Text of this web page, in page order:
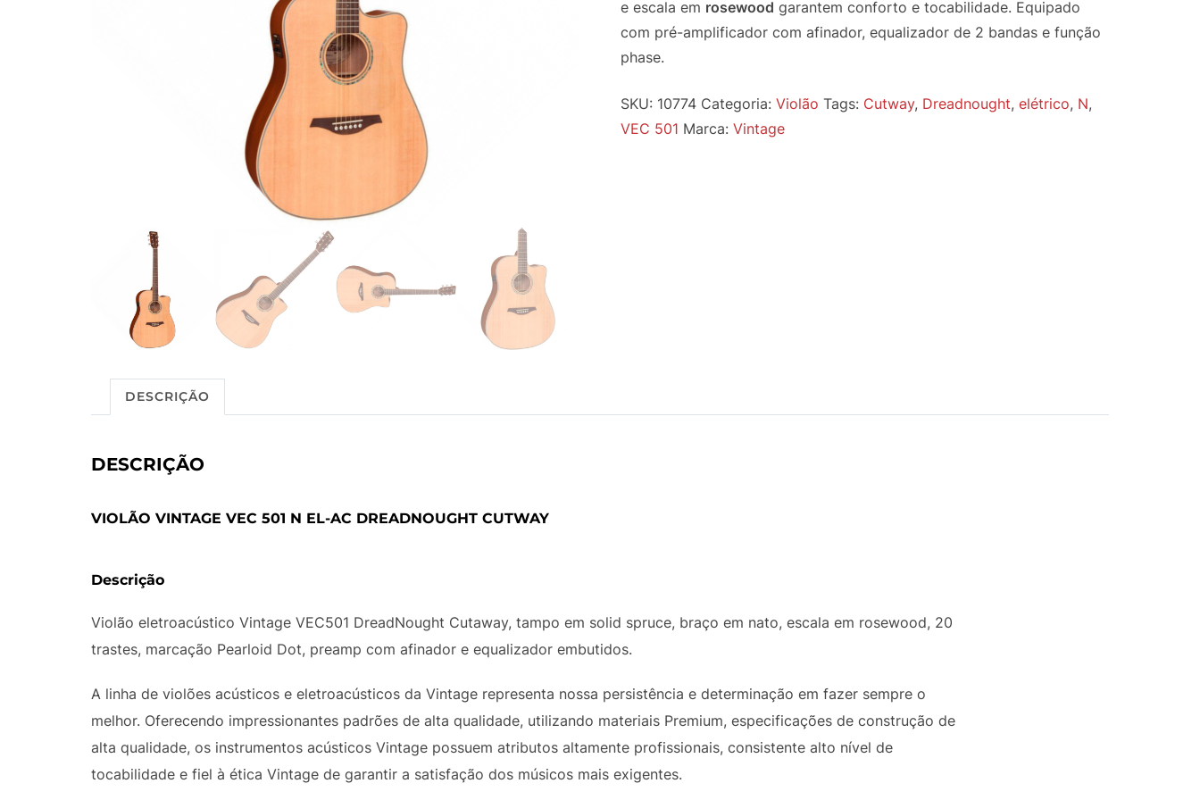
e escala em rosewood garantem conforto e tocabilidade. Equipado
com pré-amplificador com afinador, equalizador de 2 bandas e função
phase.
SKU: 10774 Categoria: Violão Tags: Cutway, Dreadnought, elétrico, N,
VEC 501 Marca: Vintage
DESCRIÇÃO
DESCRIÇÃO
VIOLÃO VINTAGE VEC 501 N EL-AC DREADNOUGHT CUTWAY
Descrição
Violão eletroacústico Vintage VEC501 DreadNought Cutaway, tampo em solid spruce, braço em nato, escala em rosewood, 20
trastes, marcação Pearloid Dot, preamp com afinador e equalizador embutidos.
A linha de violões acústicos e eletroacústicos da Vintage representa nossa persistência e determinação em fazer sempre o
melhor. Oferecendo impressionantes padrões de alta qualidade, utilizando materiais Premium, especificações de construção de
alta qualidade, os instrumentos acústicos Vintage possuem atributos altamente profissionais, consistente alto nível de
tocabilidade e fiel à ética Vintage de garantir a satisfação dos músicos mais exigentes.